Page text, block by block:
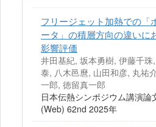
フリージェット加熱での「
ータ」の積層方向の違いに
影響評価
井田基紀, 坂本勇樹, 伊藤千
泰, 八木邑麿, 山田和彦, 丸祐
一郎, 徳留真一郎
日本伝熱シンポジウム講演論
(Web) 62nd 2025年